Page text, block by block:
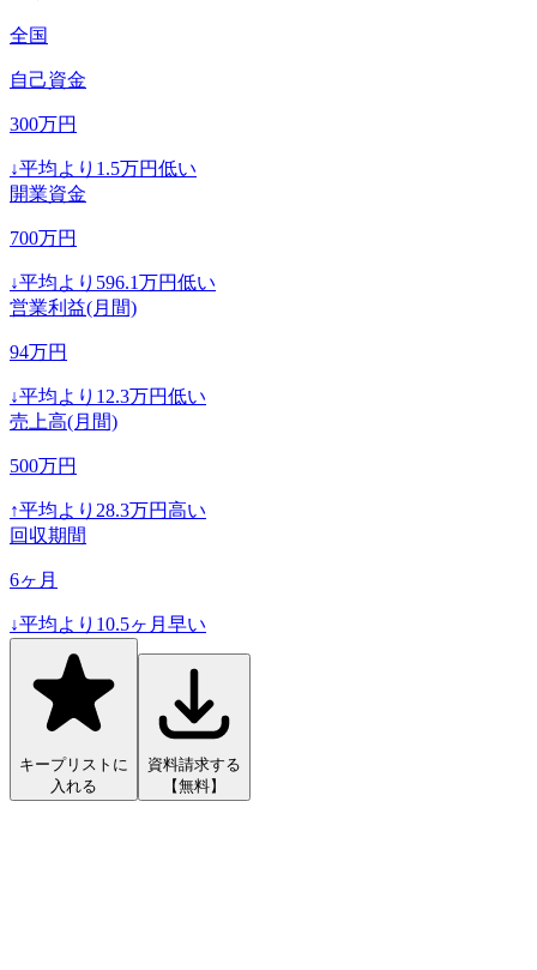
全国
自己資金
300万円
↓平均より 1.5万円低い
開業資金
700万円
↓平均より 596.1万円低い
営業利益(月間)
94万円
↓平均より 12.3万円低い
売上高(月間)
500万円
↑平均より 28.3万円高い
回収期間
6ヶ月
↓平均より 10.5ヶ月早い
キープリストに
入れる
資料請求する
【無料】